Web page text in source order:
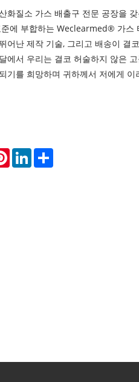
화질소 가스 배출구 전문 공장을
에 부합하는 Weclearmed® 가스
어난 제작 기술, 그리고 배송이 결
에서 우리는 결코 허술하지 않은
기를 희망하며 귀하께서 저에게
PinterestLinkedIn